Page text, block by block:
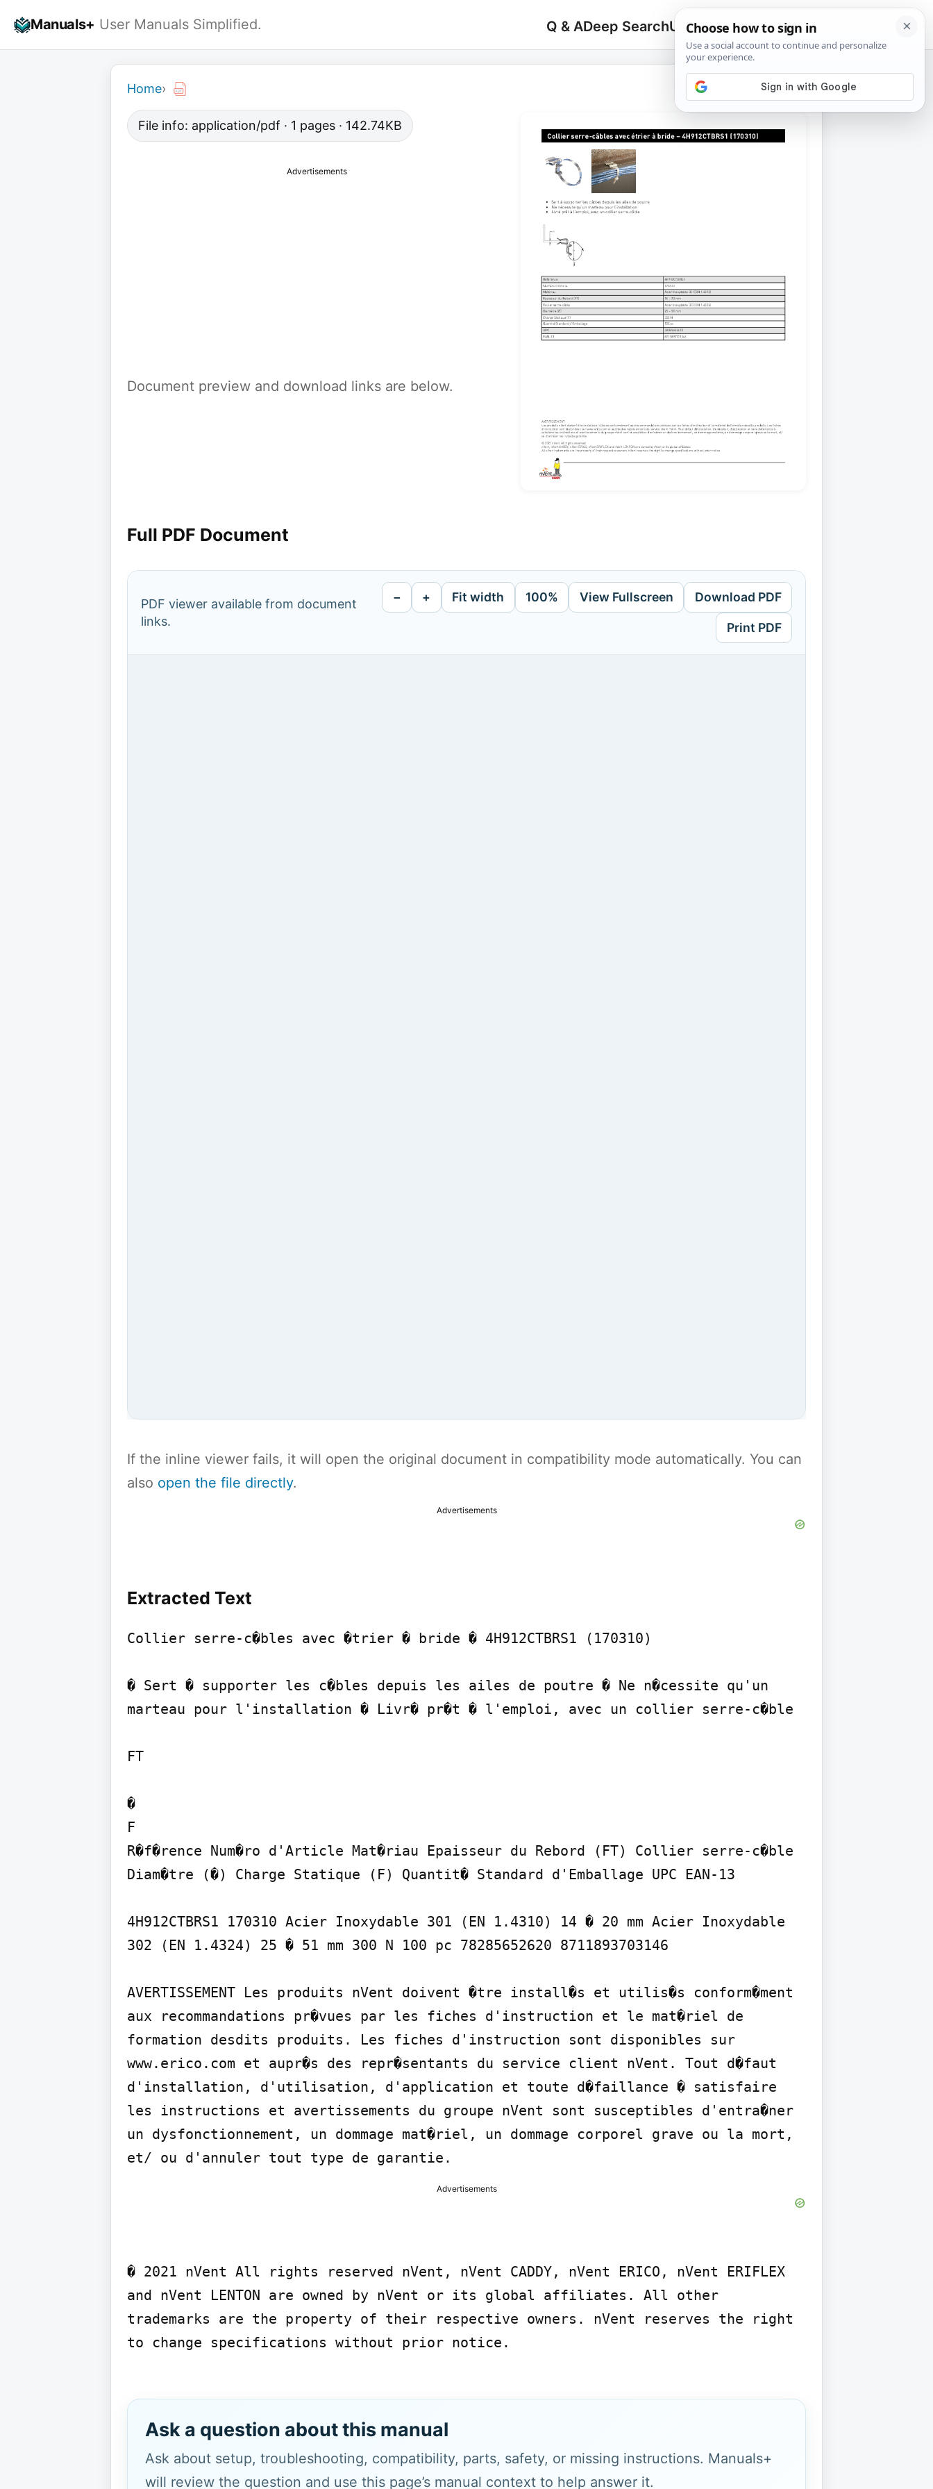
Manuals+ User Manuals Simplified. Q & ADeep SearchUpload
Search
for:
🔍
Home›
File info: application/pdf · 1 pages · 142.74KB
Advertisements
Document preview and download links are below.
Full PDF Document
PDF viewer available from document
links.
− + Fit width 100% View Fullscreen Download PDF
Print PDF
If the inline viewer fails, it will open the original document in compatibility mode automatically. You can
also open the file directly.
Advertisements
Extracted Text
Collier serre-c�bles avec �trier � bride � 4H912CTBRS1 (170310)
� Sert � supporter les c�bles depuis les ailes de poutre � Ne n�cessite qu'un
marteau pour l'installation � Livr� pr�t � l'emploi, avec un collier serre-c�ble
FT
�
F
R�f�rence Num�ro d'Article Mat�riau Epaisseur du Rebord (FT) Collier serre-c�ble
Diam�tre (�) Charge Statique (F) Quantit� Standard d'Emballage UPC EAN-13
4H912CTBRS1 170310 Acier Inoxydable 301 (EN 1.4310) 14 � 20 mm Acier Inoxydable
302 (EN 1.4324) 25 � 51 mm 300 N 100 pc 78285652620 8711893703146
AVERTISSEMENT Les produits nVent doivent �tre install�s et utilis�s conform�ment
aux recommandations pr�vues par les fiches d'instruction et le mat�riel de
formation desdits produits. Les fiches d'instruction sont disponibles sur
www.erico.com et aupr�s des repr�sentants du service client nVent. Tout d�faut
d'installation, d'utilisation, d'application et toute d�faillance � satisfaire
les instructions et avertissements du groupe nVent sont susceptibles d'entra�ner
un dysfonctionnement, un dommage mat�riel, un dommage corporel grave ou la mort,
et/ ou d'annuler tout type de garantie.
Advertisements
� 2021 nVent All rights reserved nVent, nVent CADDY, nVent ERICO, nVent ERIFLEX
and nVent LENTON are owned by nVent or its global affiliates. All other
trademarks are the property of their respective owners. nVent reserves the right
to change specifications without prior notice.
Ask a question about this manual
Ask about setup, troubleshooting, compatibility, parts, safety, or missing instructions. Manuals+
will review the question and use this page’s manual context to help answer it.